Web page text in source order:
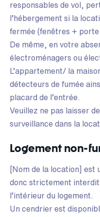
responsables de vol,
l’hébergement si la
fermée (fenêtres + porte
De même, en votre
électroménagers ou
L’appartement/ la
détecteurs de fumée
placard de l’entrée.
Veuillez ne pas laisser
surveillance dans la
Logement non-
[Nom de la location] est
donc strictement
l’intérieur du logement.
Un cendrier est